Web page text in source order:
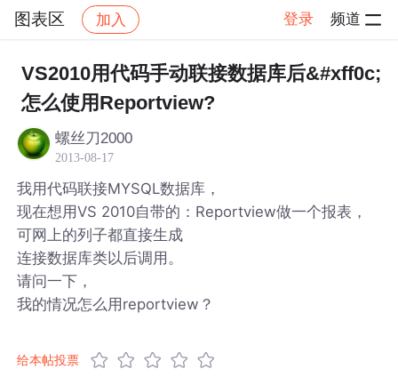
图表区 加入 登录 频道
社区 图表区 帖子详情
VS2010用代码手动联接数据库后&#xff0c;
怎么使用Reportview?
螺丝刀2000
2013-08-17
我用代码联接MYSQL数据库，
现在想用VS 2010自带的：Reportview做一个报表，
可网上的列子都直接生成
连接数据库类以后调用。
请问一下，
我的情况怎么用reportview？
给本帖投票